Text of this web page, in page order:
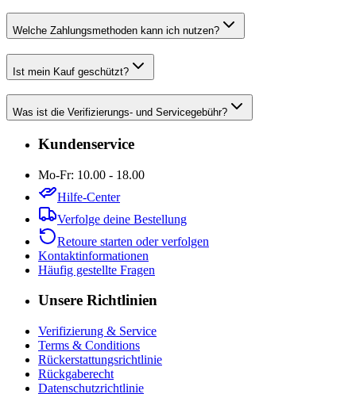
Welche Zahlungsmethoden kann ich nutzen?
Ist mein Kauf geschützt?
Was ist die Verifizierungs- und Servicegebühr?
Kundenservice
Mo-Fr: 10.00 - 18.00
Hilfe-Center
Verfolge deine Bestellung
Retoure starten oder verfolgen
Kontaktinformationen
Häufig gestellte Fragen
Unsere Richtlinien
Verifizierung & Service
Terms & Conditions
Rückerstattungsrichtlinie
Rückgaberecht
Datenschutzrichtlinie